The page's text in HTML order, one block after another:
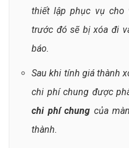
thiết lập phục vụ cho
trước đó sẽ bị xóa đi
báo.
Sau khi tính giá thành
chi phí chung được
chi phí chung của
thành.